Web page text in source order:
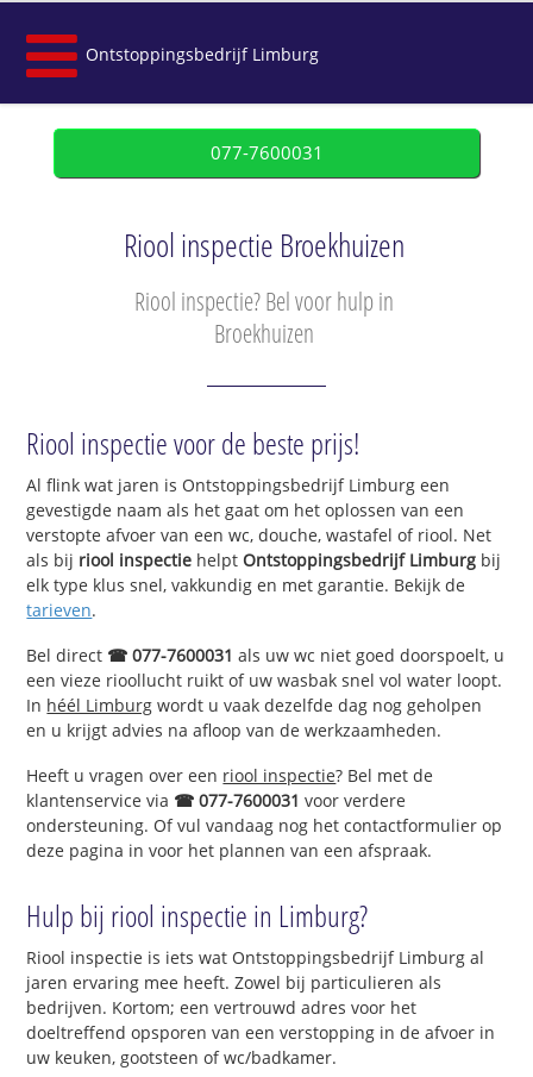
Ontstoppingsbedrijf Limburg
077-7600031
Riool inspectie Broekhuizen
Riool inspectie? Bel voor hulp in
Broekhuizen
Riool inspectie voor de beste prijs!
Al flink wat jaren is Ontstoppingsbedrijf Limburg een
gevestigde naam als het gaat om het oplossen van een
verstopte afvoer van een wc, douche, wastafel of riool. Net
als bij riool inspectie helptOntstoppingsbedrijf Limburg bij
elk type klus snel, vakkundig en met garantie. Bekijk de
tarieven.
Bel direct ☎ 077-7600031 als uw wc niet goed doorspoelt, u
een vieze rioollucht ruikt of uw wasbak snel vol water loopt.
In héél Limburg wordt u vaak dezelfde dag nog geholpen
en u krijgt advies na afloop van de werkzaamheden.
Heeft u vragen over een riool inspectie? Bel met de
klantenservice via ☎ 077-7600031 voor verdere
ondersteuning. Of vul vandaag nog het contactformulier op
deze pagina in voor het plannen van een afspraak.
Hulp bij riool inspectie in Limburg?
Riool inspectie is iets wat Ontstoppingsbedrijf Limburg al
jaren ervaring mee heeft. Zowel bij particulieren als
bedrijven. Kortom; een vertrouwd adres voor het
doeltreffend opsporen van een verstopping in de afvoer in
uw keuken, gootsteen of wc/badkamer.